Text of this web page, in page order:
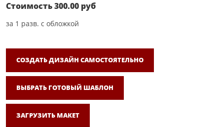
Стоимость300.00 руб
за 1 разв. с обложкой
СОЗДАТЬ ДИЗАЙН САМОСТОЯТЕЛЬНО
ВЫБРАТЬ ГОТОВЫЙ ШАБЛОН
ЗАГРУЗИТЬ МАКЕТ